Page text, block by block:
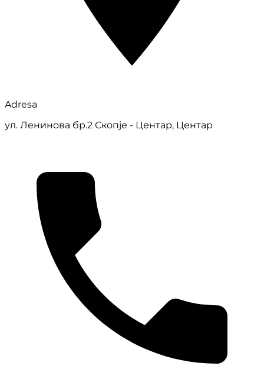
Adresa
ул. Ленинова бр.2 Скопје - Центар, Центар